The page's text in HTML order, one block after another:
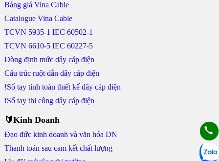
Bảng giá Vina Cable
Catalogue Vina Cable
TCVN 5935-1 IEC 60502-1
TCVN 6610-5 IEC 60227-5
Dòng định mức dây cáp điện
Cấu trúc ruột dẫn dây cáp điện
!Sổ tay tính toán thiết kế dây cáp điện
!Sổ tay thi công dây cáp điện
🔰Kinh Doanh
Đạo đức kinh doanh và văn hóa DN
Thanh toán sau cam kết chất lượng